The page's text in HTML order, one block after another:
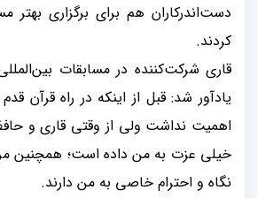
دست‌اندرکاران هم برای برگزاری بهتر
کردند.
قاری شرکت‌کننده در مسابقات
یادآور شد: قبل از اینکه در راه قرآن قدم
اهمیت نداشت ولی از وقتی قاری و
خیلی عزت به من داده است؛ همچنین
نگاه و احترام خاصی به من دارند.